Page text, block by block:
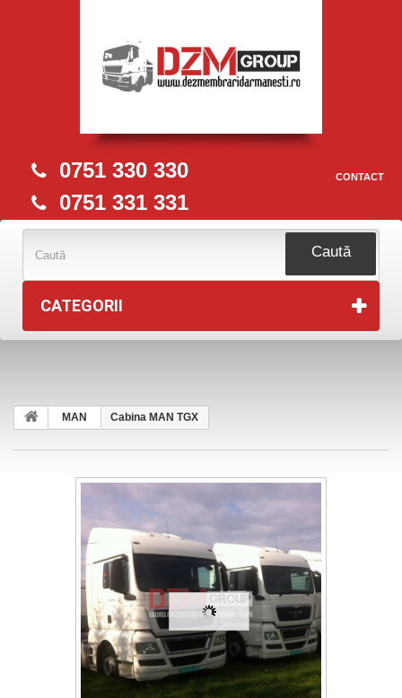
CONTACT
0751 330 330
0751 331 331
Caută
CATEGORII
MAN Cabina MAN TGX